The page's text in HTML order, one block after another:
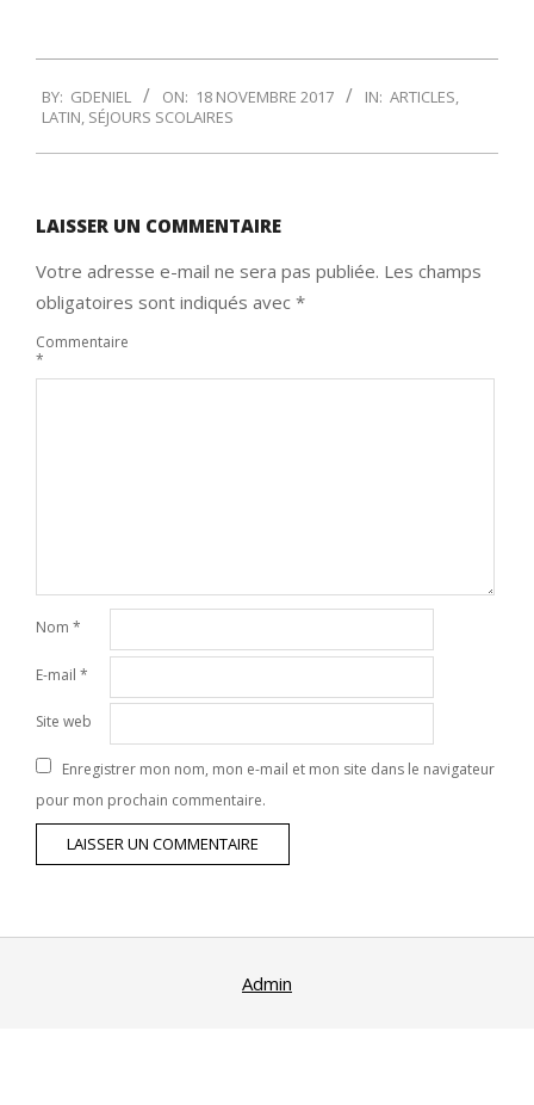
11-
BY: GDENIEL ON: 18 NOVEMBRE 2017 IN: ARTICLES,
LATIN, SÉJOURS SCOLAIRES
LAISSER UN COMMENTAIRE
Votre adresse e-mail ne sera pas publiée. Les champs
obligatoires sont indiqués avec *
Commentaire
*
Nom *
E-mail *
Site web
Enregistrer mon nom, mon e-mail et mon site dans le navigateur
pour mon prochain commentaire.
Admin